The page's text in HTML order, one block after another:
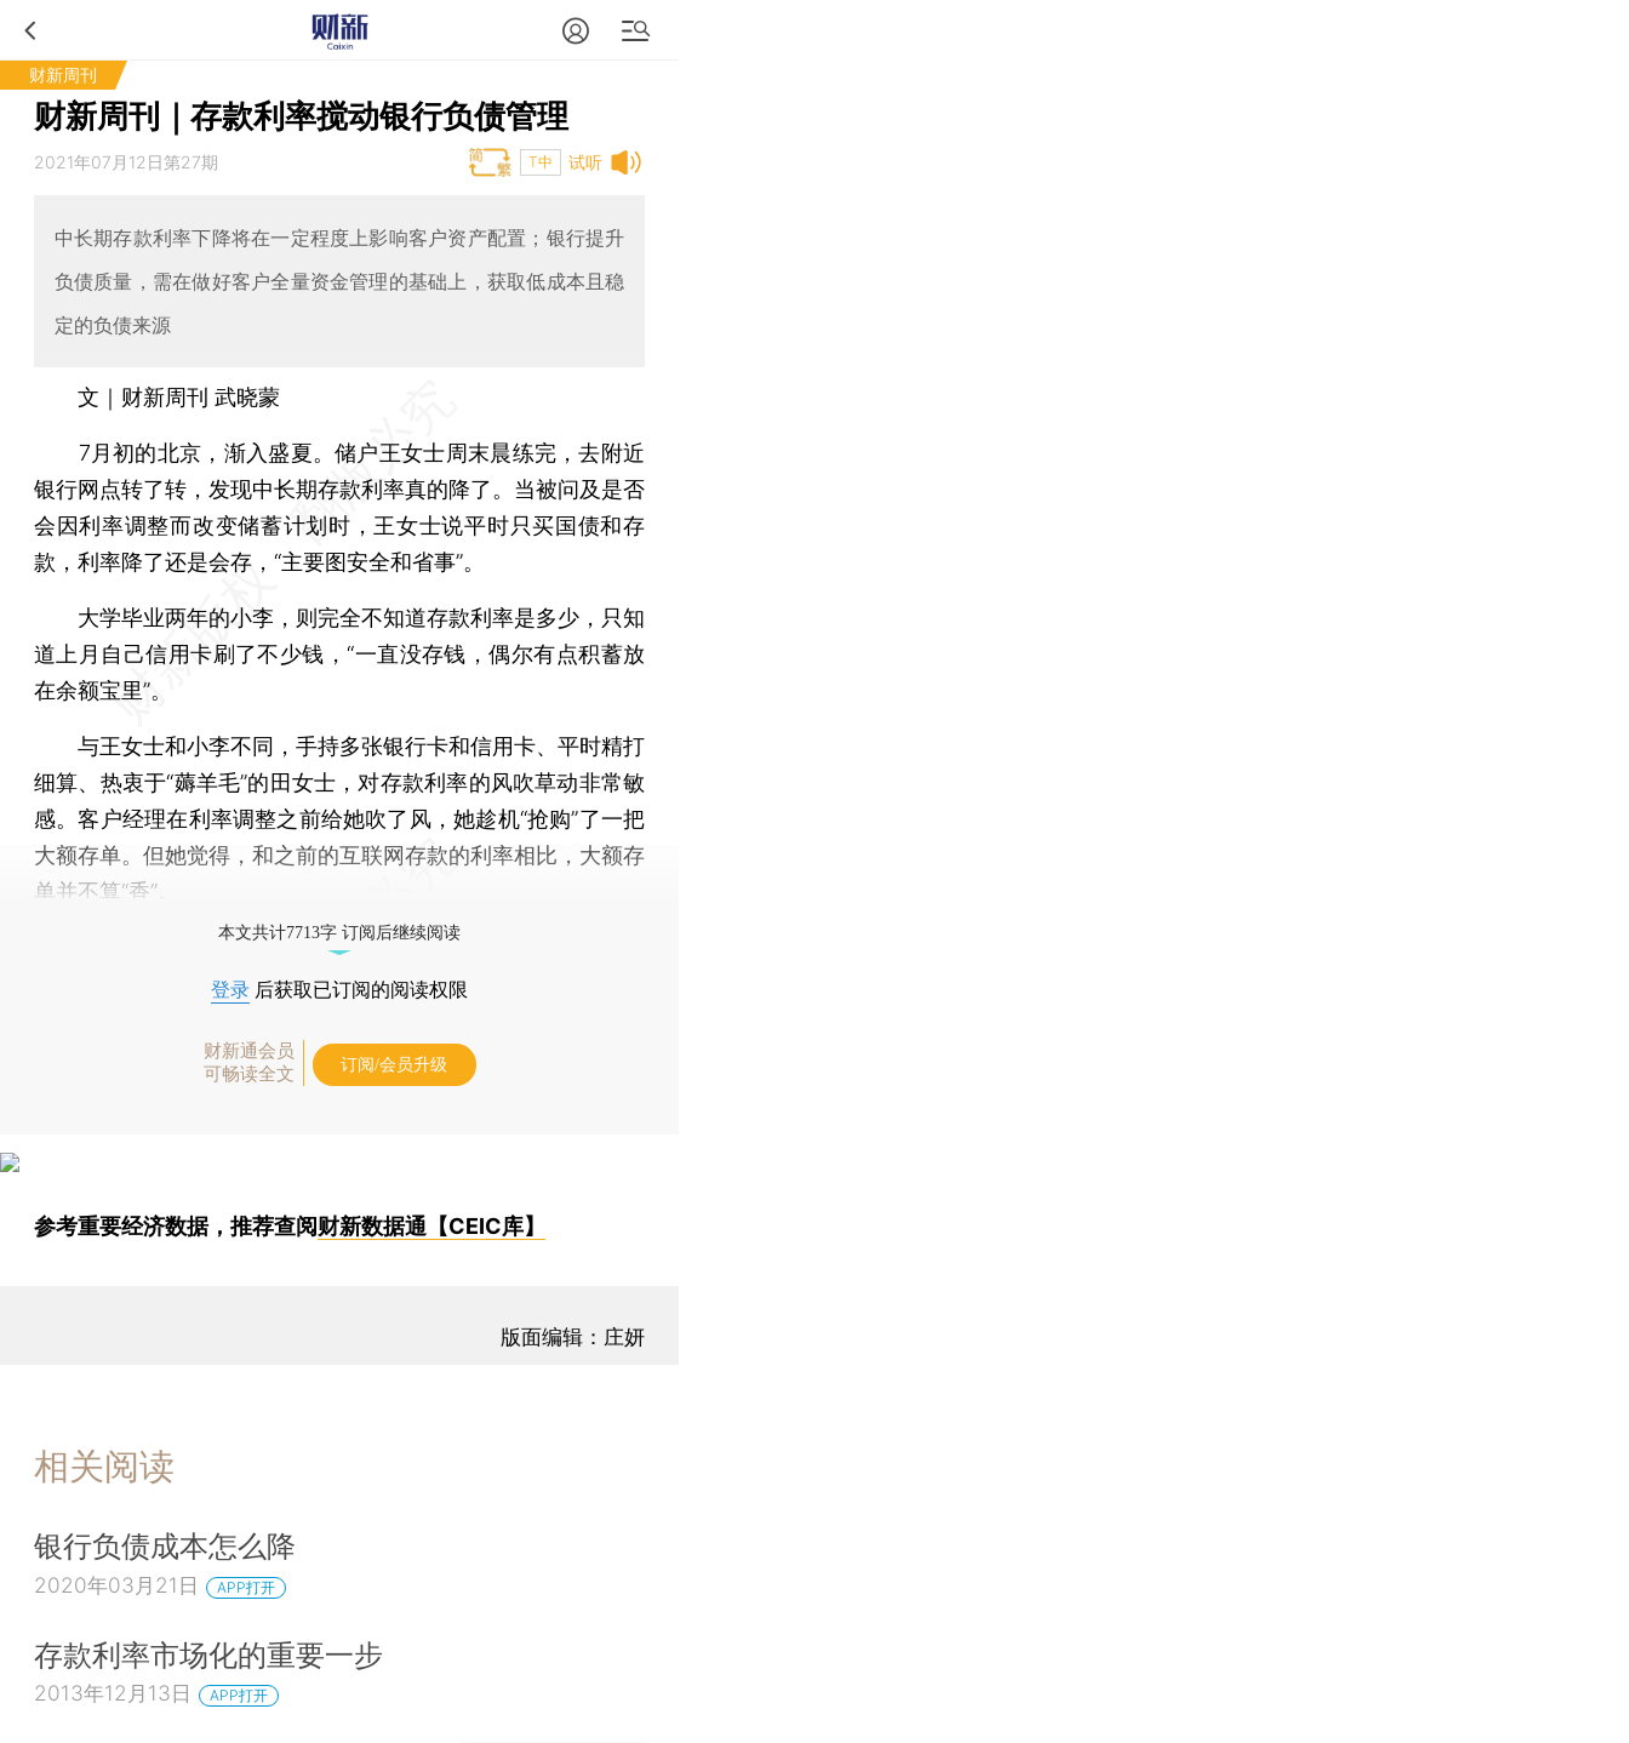
财新周刊
财新周刊｜存款利率搅动银行负债管理
试听
2021年07月12日第27期 T中
中长期存款利率下降将在一定程度上影响客户资产配置；银行提升
负债质量，需在做好客户全量资金管理的基础上，获取低成本且稳
定的负债来源
文｜财新周刊 武晓蒙
7月初的北京，渐入盛夏。储户王女士周末晨练完，去附近
银行网点转了转，发现中长期存款利率真的降了。当被问及是否
会因利率调整而改变储蓄计划时，王女士说平时只买国债和存
款，利率降了还是会存，“主要图安全和省事”。
大学毕业两年的小李，则完全不知道存款利率是多少，只知
道上月自己信用卡刷了不少钱，“一直没存钱，偶尔有点积蓄放
在余额宝里”。
与王女士和小李不同，手持多张银行卡和信用卡、平时精打
细算、热衷于“薅羊毛”的田女士，对存款利率的风吹草动非常敏
感。客户经理在利率调整之前给她吹了风，她趁机“抢购”了一把
大额存单。但她觉得，和之前的互联网存款的利率相比，大额存
单并不算“香”。
本文共计7713字 订阅后继续阅读
登录 后获取已订阅的阅读权限
财新通会员
可畅读全文
订阅/会员升级
参考重要经济数据，推荐查阅财新数据通【CEIC库】
版面编辑：庄妍
相关阅读
银行负债成本怎么降
2020年03月21日 APP打开
存款利率市场化的重要一步
2013年12月13日 APP打开